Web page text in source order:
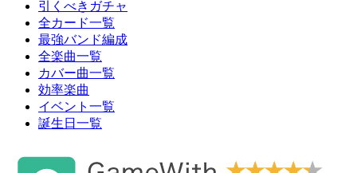
引くべきガチャ
全カード一覧
最強バンド編成
全楽曲一覧
カバー曲一覧
効率楽曲
イベント一覧
誕生日一覧